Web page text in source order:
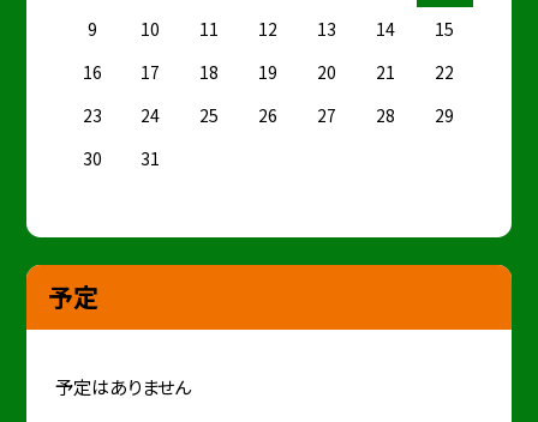
9
10 11 12 13 14
15
16
17 18 19 20 21
22
23
24 25 26 27 28
29
30
31
予定
予定はありません